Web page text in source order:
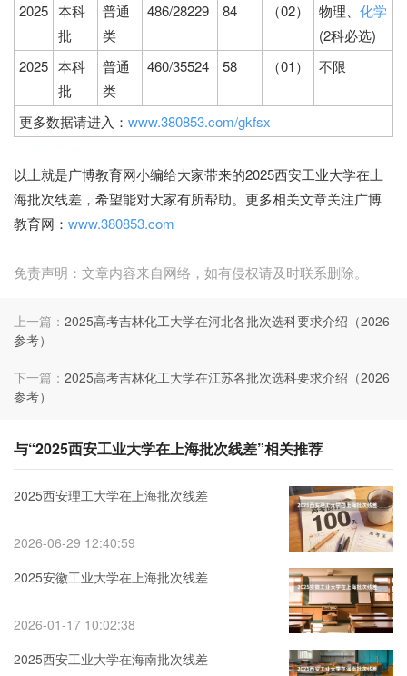
2025 本科
批
普通
类
486/28229 84 （02） 物理、 化学
(2科必选)
2025 本科
批
普通
类
460/35524 58 （01） 不限
更多数据请进入： www.380853.com/gkfsx
以上就是广博教育网小编给大家带来的2025西安工业大学在上
海批次线差，希望能对大家有所帮助。更多相关文章关注广博
教育网： www.380853.com
免责声明：文章内容来自网络，如有侵权请及时联系删除。
上一篇： 2025高考吉林化工大学在河北各批次选科要求介绍（2026
参考）
下一篇： 2025高考吉林化工大学在江苏各批次选科要求介绍（2026
参考）
与“2025西安工业大学在上海批次线差”相关推荐
2025西安理工大学在上海批次线差
2026-06-29 12:40:59
2025安徽工业大学在上海批次线差
2026-01-17 10:02:38
2025西安工业大学在海南批次线差